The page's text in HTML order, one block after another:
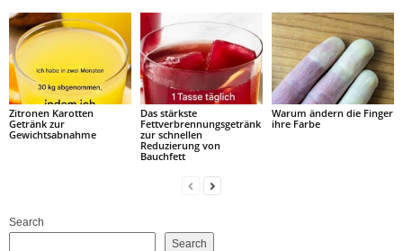
Zitronen Karotten
Getränk zur
Gewichtsabnahme
Das stärkste
Fettverbrennungsgetränk
zur schnellen
Reduzierung von
Bauchfett
Warum ändern die Finger
ihre Farbe
Search
Search